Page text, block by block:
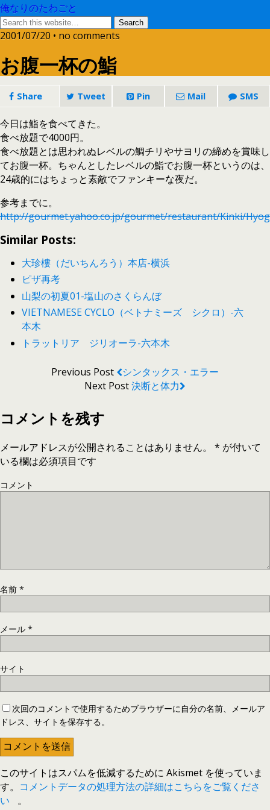
俺なりのたわごと
2001/07/20 • no comments
お腹一杯の鮨
Share Tweet Pin Mail SMS
今日は鮨を食べてきた。
食べ放題で4000円。
食べ放題とは思われぬレベルの鯛チリやサヨリの締めを賞味し
てお腹一杯。ちゃんとしたレベルの鮨でお腹一杯というのは、
24歳的にはちょっと素敵でファンキーな夜だ。
参考までに。
http://gourmet.yahoo.co.jp/gourmet/restaurant/Kinki/
Similar Posts:
大珍樓（だいちんろう）本店-横浜
ピザ再考
山梨の初夏01-塩山のさくらんぼ
VIETNAMESE CYCLO（ベトナミーズ シクロ）-六
本木
トラットリア ジリオーラ-六本木
Previous Post
シンタックス・エラー
Next Post決断と体力
コメントを残す
メールアドレスが公開されることはありません。 * が付いて
いる欄は必須項目です
コメント
名前 *
メール *
サイト
次回のコメントで使用するためブラウザーに自分の名前、メールア
ドレス、サイトを保存する。
このサイトはスパムを低減するために Akismet を使っていま
す。 コメントデータの処理方法の詳細はこちらをご覧くださ
い
。